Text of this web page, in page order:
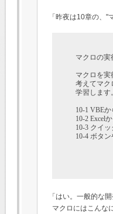
「昨夜は10章の、"
マクロの実
マクロを
考えてマク
学習します。
10-1 VBE
10-2 Excel
10-3 クイ
10-4 ボタ
「はい。一般的な
マクロにはこんな